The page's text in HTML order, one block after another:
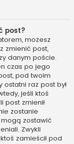
post?
możesz
zmienić post,
danym poście.
czas po jego
pod twoim
raz post był
jeśli ktoś
post zmienił
zostanie
zostawić
Zwykli
zamieścił pod